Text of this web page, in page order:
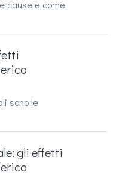
cause e come
sono le
gli effetti